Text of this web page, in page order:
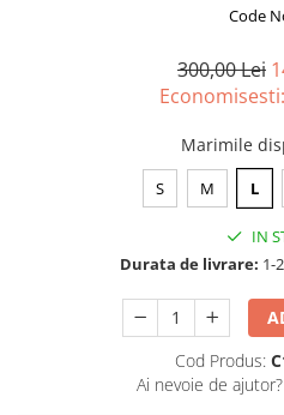
Code
300,00 Lei
Economisesti:
Marimile
S M L
IN
Durata de livrare: 1-
Cod Produs:
Ai nevoie de ajutor?